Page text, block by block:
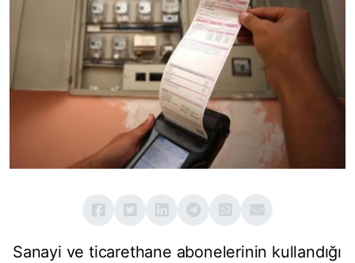
Sanayi ve ticarethane abonelerinin kullandığı